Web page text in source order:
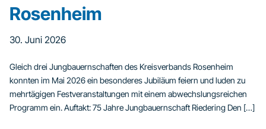
Rosenheim
30. Juni 2026
Gleich drei Jungbauernschaften des Kreisverbands Rosenheim
konnten im Mai 2026 ein besonderes Jubiläum feiern und luden zu
mehrtägigen Festveranstaltungen mit einem abwechslungsreichen
Programm ein. Auftakt: 75 Jahre Jungbauernschaft Riedering Den […]